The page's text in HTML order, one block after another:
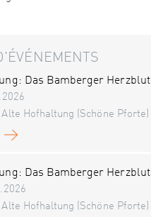
Das Bamberger Herzblut
Hofhaltung (Schöne Pforte)
Das Bamberger Herzblut
Hofhaltung (Schöne Pforte)